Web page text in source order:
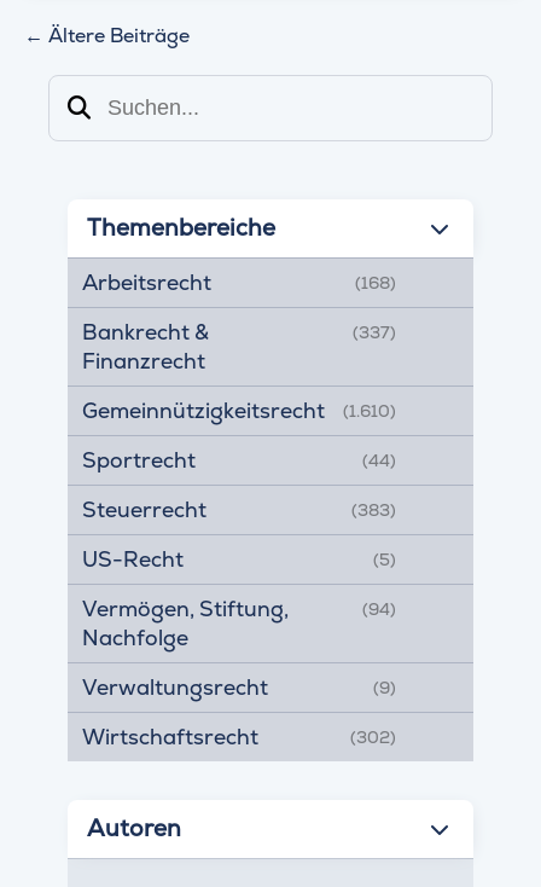
← Ältere Beiträge
Suchen
Themenbereiche
Arbeitsrecht (168)
Bankrecht &
Finanzrecht
(337)
Gemeinnützigkeitsrecht (1.610)
Sportrecht (44)
Steuerrecht (383)
US-Recht (5)
Vermögen, Stiftung,
Nachfolge
(94)
Verwaltungsrecht (9)
Wirtschaftsrecht (302)
Autoren